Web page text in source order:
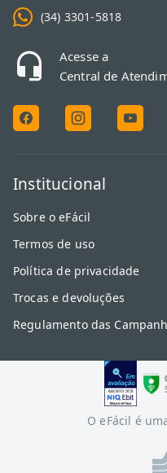
(34) 3301-5818
Acesse a
Central de
Institucional
Sobre o eFácil
Termos de uso
Política de privacidade
Trocas e devoluções
Regulamento das
O eFácil é